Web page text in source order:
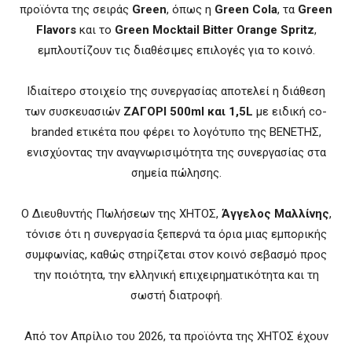
προϊόντα της σειράς Green, όπως η Green Cola, τα Green
Flavorsκαι το Green Mocktail Bitter Orange Spritz,
εμπλουτίζουν τις διαθέσιμες επιλογές για το κοινό.
Ιδιαίτερο στοιχείο της συνεργασίας αποτελεί η διάθεση
των συσκευασιών ΖΑΓΟΡΙ 500ml και 1,5L με ειδική co-
branded ετικέτα που φέρει το λογότυπο της ΒΕΝΕΤΗΣ,
ενισχύοντας την αναγνωρισιμότητα της συνεργασίας στα
σημεία πώλησης.
Ο Διευθυντής Πωλήσεων της ΧΗΤΟΣ, Άγγελος Μαλλίνης,
τόνισε ότι η συνεργασία ξεπερνά τα όρια μιας εμπορικής
συμφωνίας, καθώς στηρίζεται στον κοινό σεβασμό προς
την ποιότητα, την ελληνική επιχειρηματικότητα και τη
σωστή διατροφή.
Από τον Απρίλιο του 2026, τα προϊόντα της ΧΗΤΟΣ έχουν